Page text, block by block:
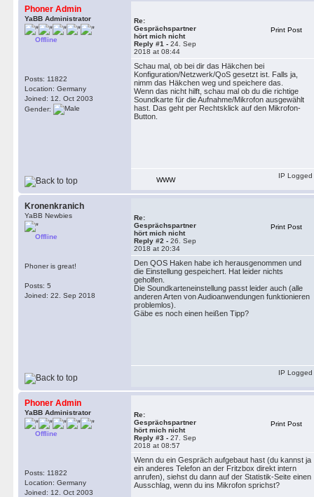
Phoner Admin
YaBB Administrator
Offline
Posts: 11822
Location: Germany
Joined: 12. Oct 2003
Gender:
Re:
Gesprächspartner
hört mich nicht
Reply #1 - 24. Sep
2018 at 08:44
Print Post
Schau mal, ob bei dir das Häkchen bei
Konfiguration/Netzwerk/QoS gesetzt ist. Falls ja,
nimm das Häkchen weg und speichere das.
Wenn das nicht hilft, schau mal ob du die richtige
Soundkarte für die Aufnahme/Mikrofon ausgewählt
hast. Das geht per Rechtsklick auf den Mikrofon-
Button.
WWW
IP Logged
Kronenkranich
YaBB Newbies
Offline
Phoner is great!
Posts: 5
Joined: 22. Sep 2018
Re:
Gesprächspartner
hört mich nicht
Reply #2 - 26. Sep
2018 at 20:34
Print Post
Den QOS Haken habe ich herausgenommen und
die Einstellung gespeichert. Hat leider nichts
geholfen.
Die Soundkarteneinstellung passt leider auch (alle
anderen Arten von Audioanwendungen funktionieren
problemlos).
Gäbe es noch einen heißen Tipp?
IP Logged
Phoner Admin
YaBB Administrator
Offline
Posts: 11822
Location: Germany
Joined: 12. Oct 2003
Re:
Gesprächspartner
hört mich nicht
Reply #3 - 27. Sep
2018 at 08:57
Print Post
Wenn du ein Gespräch aufgebaut hast (du kannst ja
ein anderes Telefon an der Fritzbox direkt intern
anrufen), siehst du dann auf der Statistik-Seite einen
Ausschlag, wenn du ins Mikrofon sprichst?